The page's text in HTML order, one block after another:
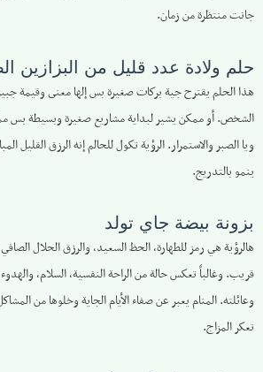
جانت منتظرة من زمان.
حلم ولادة عدد قليل من البزازين
هذا الحلم يقترح جية بركات صغيرة بس إلها معنى وقيمة
الشخص. أو ممكن يشير لبداية مشاريع صغيرة وبسيطة بس
ويا الصبر والاستمرار. الرؤية تكول للحالم إنه الرزق القليل
ينمو بالتدريج.
بزونة بيضة جاي تولد
هالرؤية هي رمز للطهارة، الحظ السعيد، والرزق الحلال
قريب. وغالباً تعكس حالة من الراحة النفسية، السلام،
وعائلته. المنام يعبر عن صفاء الأيام الجاية وخلوها من
تعكر المزاج.